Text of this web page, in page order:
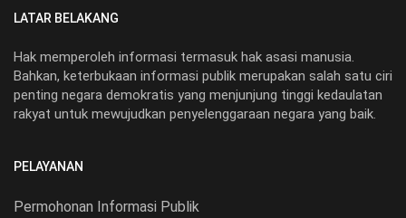
LATAR BELAKANG
Hak memperoleh informasi termasuk hak asasi manusia.
Bahkan, keterbukaan informasi publik merupakan salah satu ciri
penting negara demokratis yang menjunjung tinggi kedaulatan
rakyat untuk mewujudkan penyelenggaraan negara yang baik.
PELAYANAN
Permohonan Informasi Publik